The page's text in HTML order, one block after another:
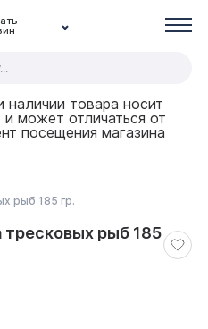
товара носит
может отличаться от
посещения магазина
рыб 185 гр.
тресковых рыб 185